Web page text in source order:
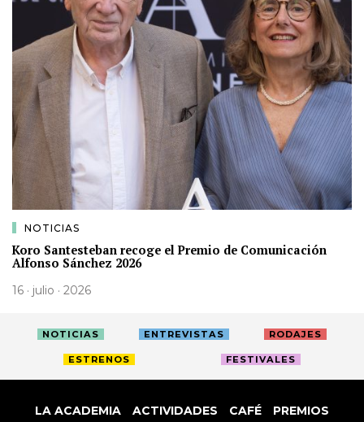
NOTICIAS
Koro Santesteban recoge el Premio de Comunicación
Alfonso Sánchez 2026
16 · julio · 2026
NOTICIAS ENTREVISTAS RODAJES
ESTRENOS FESTIVALES
LA ACADEMIA ACTIVIDADES CAFÉ PREMIOS